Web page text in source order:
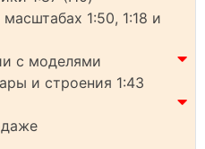
1:50, 1:18 и
с моделями
и строения 1:43